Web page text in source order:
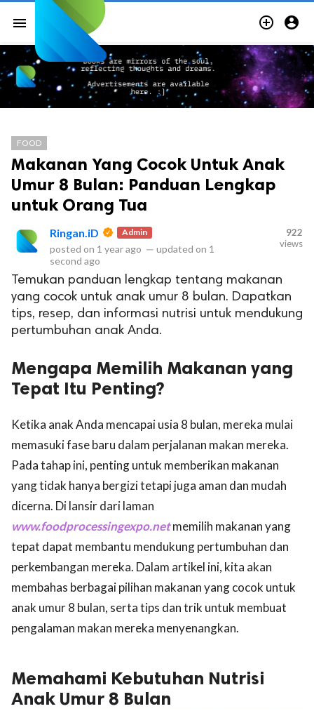
menu  
FOOD
Makanan Yang Cocok Untuk Anak
Umur 8 Bulan: Panduan Lengkap
untuk Orang Tua
Ringan.iD Admin
posted on 1 year ago — updated on 1
second ago
922
views
Temukan panduan lengkap tentang makanan
yang cocok untuk anak umur 8 bulan. Dapatkan
tips, resep, dan informasi nutrisi untuk mendukung
pertumbuhan anak Anda.
Mengapa Memilih Makanan yang
Tepat Itu Penting?
Ketika anak Anda mencapai usia 8 bulan, mereka mulai
memasuki fase baru dalam perjalanan makan mereka.
Pada tahap ini, penting untuk memberikan makanan
yang tidak hanya bergizi tetapi juga aman dan mudah
dicerna. Di lansir dari laman
www.foodprocessingexpo.netmemilih makanan yang
tepat dapat membantu mendukung pertumbuhan dan
perkembangan mereka. Dalam artikel ini, kita akan
membahas berbagai pilihan makanan yang cocok untuk
anak umur 8 bulan, serta tips dan trik untuk membuat
pengalaman makan mereka menyenangkan.
Memahami Kebutuhan Nutrisi
Anak Umur 8 Bulan